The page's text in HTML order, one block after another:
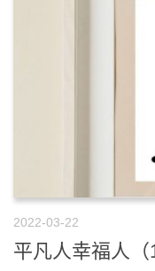
2022-03-22
平凡人幸福人